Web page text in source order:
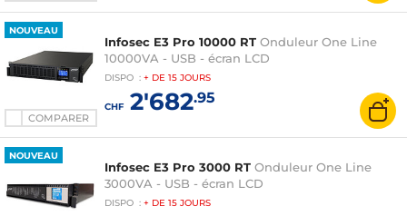
NOUVEAU
COMPARER
Infosec E3 Pro 10000 RT Onduleur One Line
10000VA - USB - écran LCD
DISPO : + DE 15 JOURS
CHF2'682.95
NOUVEAU
Infosec E3 Pro 3000 RT Onduleur One Line
3000VA - USB - écran LCD
DISPO : + DE 15 JOURS